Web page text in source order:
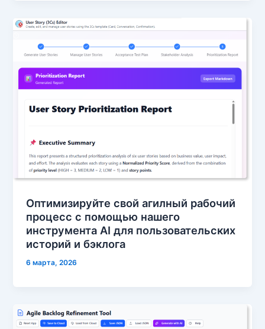
Оптимизируйте свой агилный рабочий
процесс с помощью нашего
инструмента AI для пользовательских
историй и бэклога
6 марта, 2026